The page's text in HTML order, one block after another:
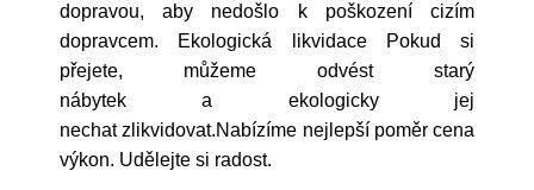
dopravou, aby nedošlo k poškození cizím
dopravcem. Ekologická likvidace Pokud si
přejete, můžeme odvést starý
nábytek a ekologicky jej
nechat zlikvidovat.Nabízíme nejlepší poměr cena
výkon. Udělejte si radost.